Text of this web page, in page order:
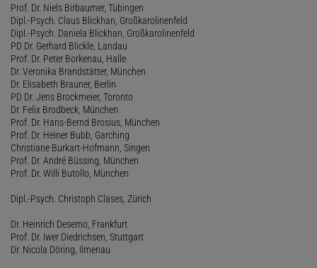
Prof. Dr. Niels Birbaumer, Tübingen
Dipl.-Psych. Claus Blickhan, Großkarolinenfeld
Dipl.-Psych. Daniela Blickhan, Großkarolinenfeld
PD Dr. Gerhard Blickle, Landau
Prof. Dr. Peter Borkenau, Halle
Dr. Veronika Brandstätter, München
Dr. Elisabeth Brauner, Berlin
PD Dr. Jens Brockmeier, Toronto
Dr. Felix Brodbeck, München
Prof. Dr. Hans-Bernd Brosius, München
Prof. Dr. Heiner Bubb, Garching
Christiane Burkart-Hofmann, Singen
Prof. Dr. André Büssing, München
Prof. Dr. Willi Butollo, München
Dipl.-Psych. Christoph Clases, Zürich
Dr. Heinrich Deserno, Frankfurt
Prof. Dr. Iwer Diedrichsen, Stuttgart
Dr. Nicola Döring, Ilmenau